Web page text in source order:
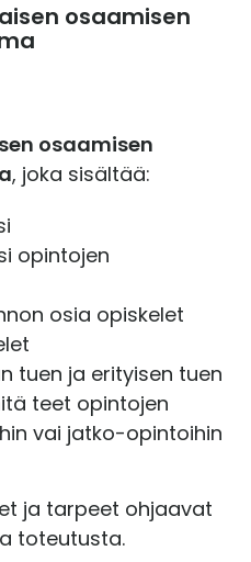
osaamisen
osaamisen
, joka sisältää:
opintojen
osia opiskelet
tuen ja erityisen tuen
teet opintojen
vai jatko-opintoihin
ja tarpeet ohjaavat
toteutusta.